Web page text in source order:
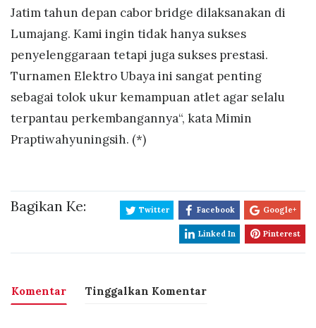
Jatim tahun depan cabor bridge dilaksanakan di
Lumajang. Kami ingin tidak hanya sukses
penyelenggaraan tetapi juga sukses prestasi.
Turnamen Elektro Ubaya ini sangat penting
sebagai tolok ukur kemampuan atlet agar selalu
terpantau perkembangannya“, kata Mimin
Praptiwahyuningsih. (*)
Bagikan Ke: Twitter Facebook Google+
Linked In Pinterest
Komentar Tinggalkan Komentar